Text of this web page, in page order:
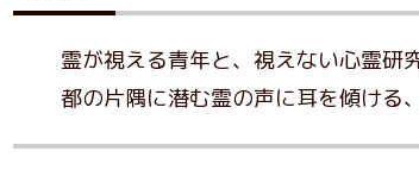
霊が視える青年と、視えない心霊研
都の片隅に潜む霊の声に耳を傾ける